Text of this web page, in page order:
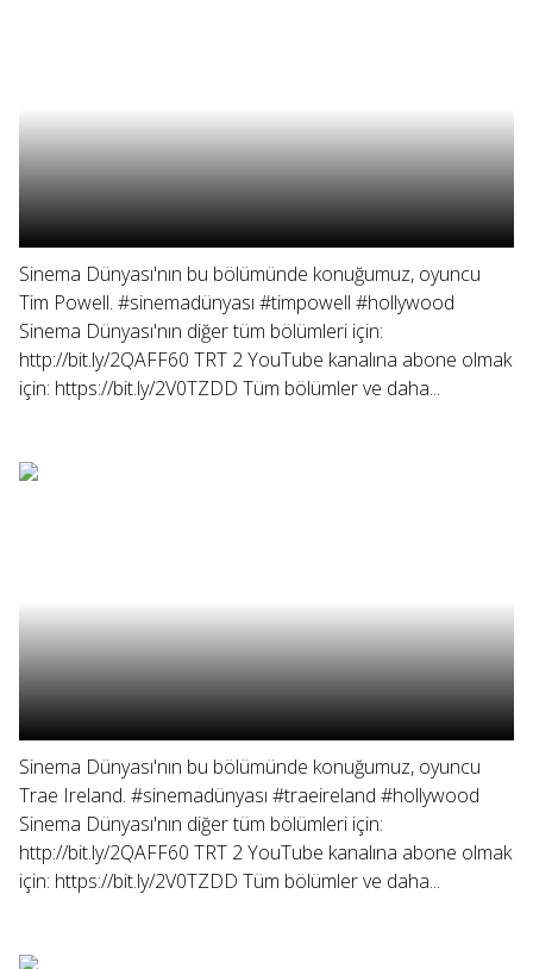
Sinema Dünyası'nın bu bölümünde konuğumuz, oyuncu
Tim Powell. #sinemadünyası #timpowell #hollywood
Sinema Dünyası'nın diğer tüm bölümleri için:
http://bit.ly/2QAFF60 TRT 2 YouTube kanalına abone olmak
için: https://bit.ly/2V0TZDD Tüm bölümler ve daha...
Sinema Dünyası'nın bu bölümünde konuğumuz, oyuncu
Trae Ireland. #sinemadünyası #traeireland #hollywood
Sinema Dünyası'nın diğer tüm bölümleri için:
http://bit.ly/2QAFF60 TRT 2 YouTube kanalına abone olmak
için: https://bit.ly/2V0TZDD Tüm bölümler ve daha...